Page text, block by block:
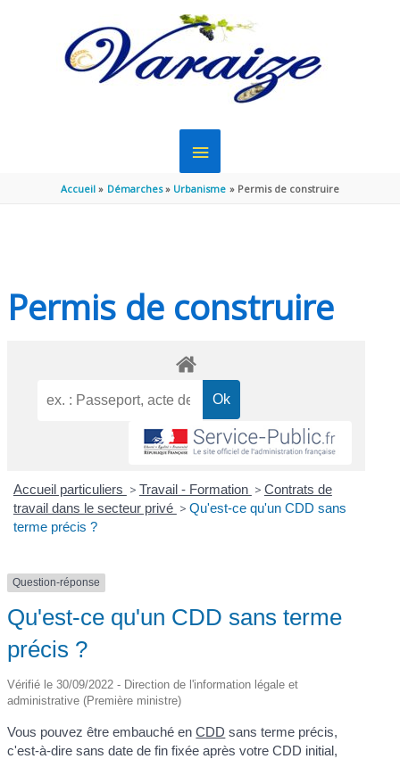
MENU
PRINCIPAL
Accueil Démarches Urbanisme Permis de construire
Permis de construire
Accueil particuliers > Travail - Formation > Contrats de
travail dans le secteur privé > Qu'est-ce qu'un CDD sans
terme précis ?
Question-réponse
Qu'est-ce qu'un CDD sans terme
précis ?
Vérifié le 30/09/2022 - Direction de l'information légale et
administrative (Première ministre)
Vous pouvez être embauché enCDD sans terme précis,
c'est-à-dire sans date de fin fixée après votre CDD initial,